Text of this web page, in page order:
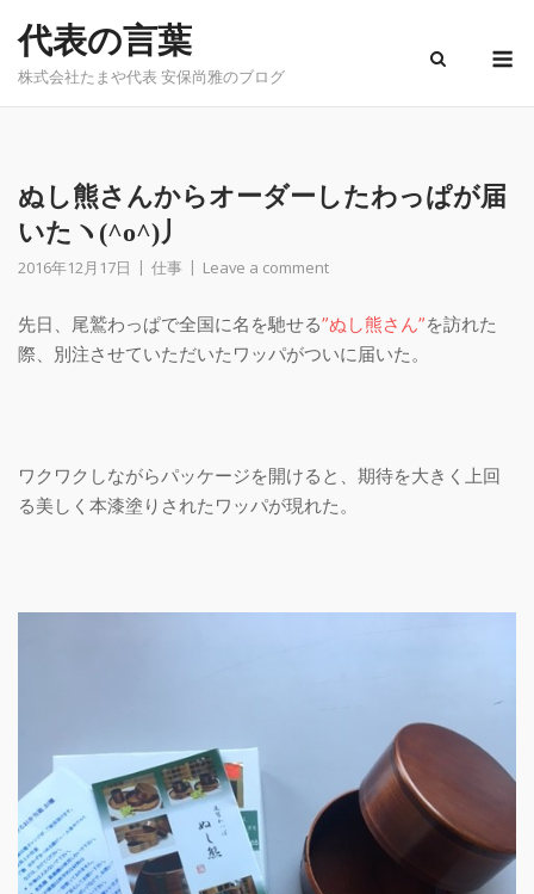
content
代表の言葉
株式会社たまや代表 安保尚雅のブログ
ぬし熊さんからオーダーしたわっぱが届
いたヽ(^o^)丿
2016年12月17日 仕事 Leave a comment
先日、尾鷲わっぱで全国に名を馳せる”ぬし熊さん”を訪れた
際、別注させていただいたワッパがついに届いた。
ワクワクしながらパッケージを開けると、期待を大きく上回
る美しく本漆塗りされたワッパが現れた。